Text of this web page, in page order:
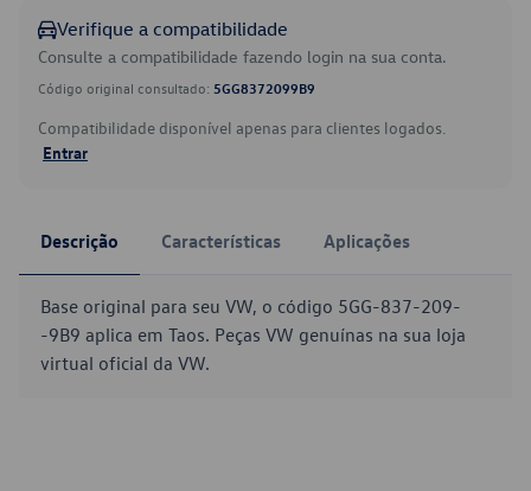
Verifique a compatibilidade
Consulte a compatibilidade fazendo login na sua conta.
Código original consultado: 5GG8372099B9
Compatibilidade disponível apenas para clientes logados.
Entrar
Descrição Características Aplicações
Base original para seu VW, o código 5GG-837-209-
-9B9 aplica em Taos. Peças VW genuínas na sua loja
virtual oficial da VW.